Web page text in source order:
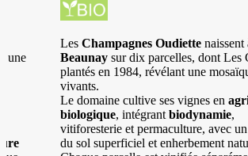
une
Les Champagnes Oudiettenaissent
Beaunaysur dix parcelles, dont Les
plantés en 1984, révélant une
vivants.
Le domaine cultive ses vignes en
biologique, intégrant biodynamie,
vitiforesterie et permaculture, avec
du sol superficiel et enherbement